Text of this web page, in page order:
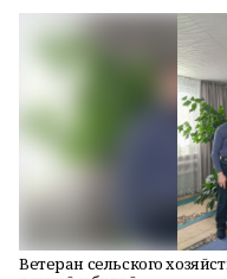
Ветеран сельского